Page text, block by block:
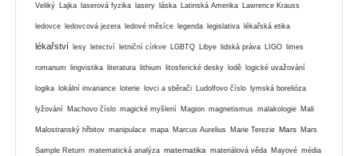
Veliký Lajka laserová fyzika lasery láska Latinská Amerika Lawrence Krauss
ledovce ledovcová jezera ledové měsíce legenda legislativa lékařská etika
lékařství lesy letectví letniční církve LGBTQ Libye lidská práva LIGO limes
romanum lingvistika literatura lithium litosferické desky lodě logické uvažování
logika lokální invariance loterie lovci a sběrači Ludolfovo číslo lymská borelióza
lyžování Machovo číslo magické myšlení Magion magnetismus malakologie Mali
Malostranský hřbitov manipulace mapa Marcus Aurelius Marie Terezie Mars Mars
Sample Return matematická analýza matematika materiálová věda Mayové média